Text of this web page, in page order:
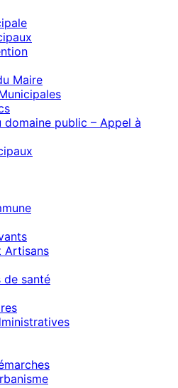
Maire
domaine public – Appel à
Artisans
de santé